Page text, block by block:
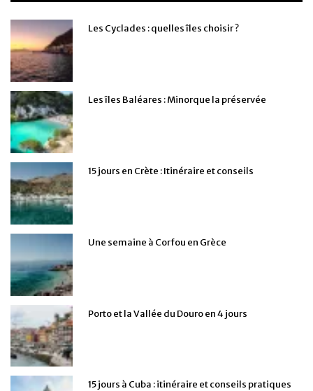
Les Cyclades : quelles îles choisir ?
Les îles Baléares : Minorque la préservée
15 jours en Crète : Itinéraire et conseils
Une semaine à Corfou en Grèce
Porto et la Vallée du Douro en 4 jours
15 jours à Cuba : itinéraire et conseils pratiques